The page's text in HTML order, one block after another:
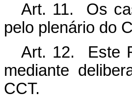
Art. 11. Os
pelo plenário do
Art. 12. Este
mediante
CCT.